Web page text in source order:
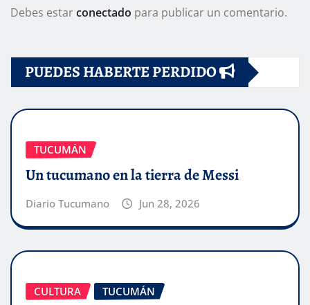
Debes estarconectado para publicar un comentario.
PUEDES HABERTE PERDIDO
TUCUMÁN
Un tucumano en la tierra de Messi
Diario Tucumano Jun 28, 2026
CULTURA TUCUMÁN